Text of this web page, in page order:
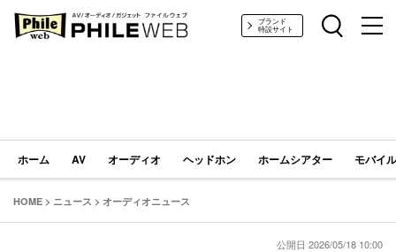
PHILE WEB｜AV/オーディオ/ガジェットブランド
特設サイト
ホーム AV オーディオ ヘッドホン ホームシアター モバイ
HOME > ニュース > オーディオニュース
公開日 2026/05/18 10:00